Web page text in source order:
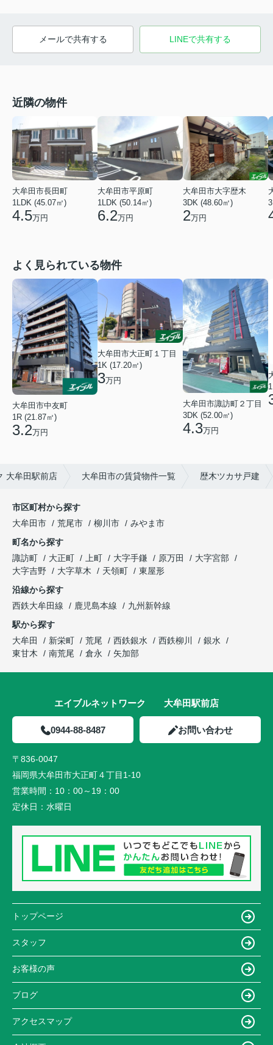
メールで共有する LINEで共有する
近隣の物件
大牟田市長田町
1LDK (45.07㎡)
4.5万円
大牟田市平原町
1LDK (50.14㎡)
6.2万円
大牟田市大字歴木
3DK (48.60㎡)
2万円
よく見られている物件
大牟田市中友町
1R (21.87㎡)
3.2万円
大牟田市大正町１丁目
1K (17.20㎡)
3万円
大牟田市諏訪町２丁目
3DK (52.00㎡)
4.3万円
大牟田駅前店 大牟田市の賃貸物件一覧 歴木ツカサ戸建
市区町村から探す
大牟田市
荒尾市 柳川市
みやま市
町名から探す
諏訪町
大正町 上町 大字手鎌 原万田
大字宮部
大字吉野
大字草木 天領町
東屋形
沿線から探す
西鉄大牟田線
鹿児島本線
九州新幹線
駅から探す
大牟田
新栄町 荒尾 西鉄銀水 西鉄柳川
銀水
東甘木
南荒尾 倉永 矢加部
エイブルネットワーク 大牟田駅前店
0944-88-8487 お問い合わせ
〒836-0047
福岡県大牟田市大正町４丁目1-10
営業時間： 10：00～19：00
定休日： 水曜日
トップページ
スタッフ
お客様の声
ブログ
アクセスマップ